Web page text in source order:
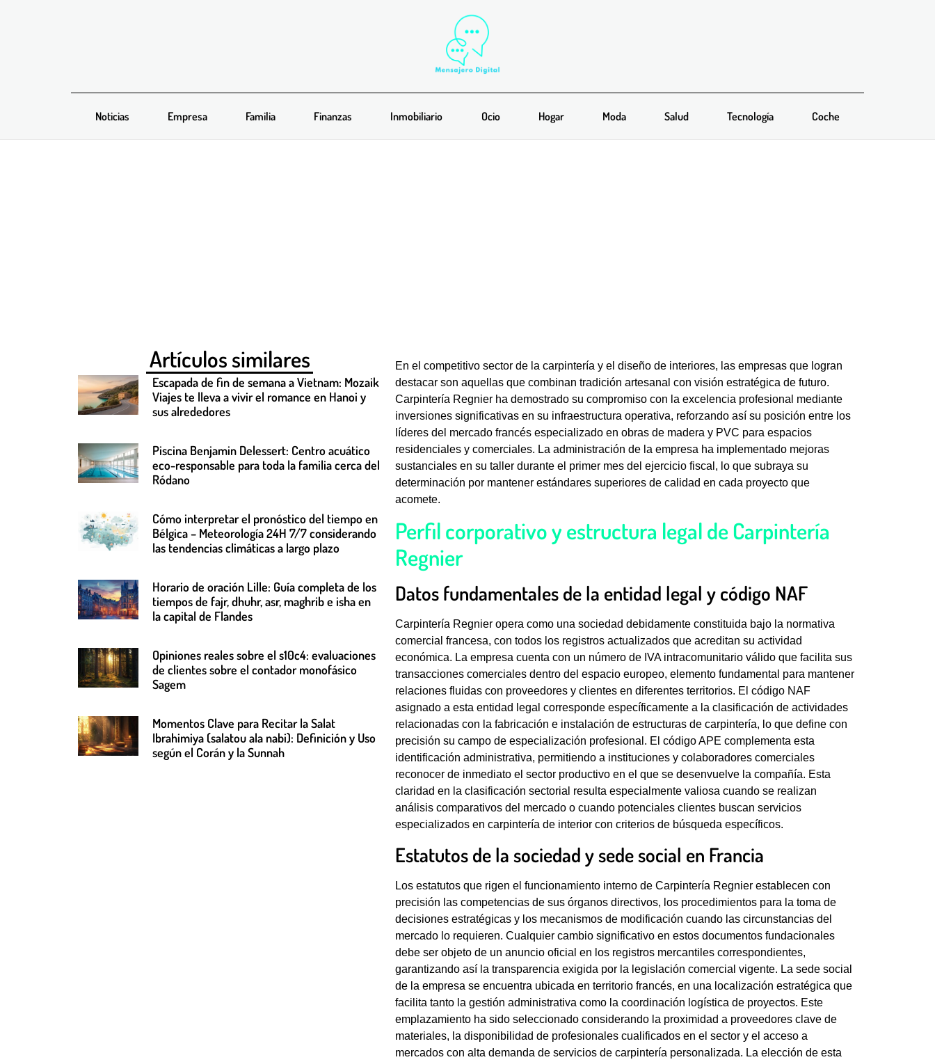
Noticias Empresa Familia Finanzas Inmobiliario Ocio Hogar Moda Salud Tecnología Coche
Artículos similares
Escapada de fin de semana a Vietnam: Mozaik
Viajes te lleva a vivir el romance en Hanoi y
sus alrededores
Piscina Benjamin Delessert: Centro acuático
eco-responsable para toda la familia cerca del
Ródano
Cómo interpretar el pronóstico del tiempo en
Bélgica – Meteorología 24H 7/7 considerando
las tendencias climáticas a largo plazo
Horario de oración Lille: Guía completa de los
tiempos de fajr, dhuhr, asr, maghrib e isha en
la capital de Flandes
Opiniones reales sobre el s10c4: evaluaciones
de clientes sobre el contador monofásico
Sagem
Momentos Clave para Recitar la Salat
Ibrahimiya (salatou ala nabi): Definición y Uso
según el Corán y la Sunnah
En el competitivo sector de la carpintería y el diseño de interiores, las empresas que logran
destacar son aquellas que combinan tradición artesanal con visión estratégica de futuro.
Carpintería Regnier ha demostrado su compromiso con la excelencia profesional mediante
inversiones significativas en su infraestructura operativa, reforzando así su posición entre los
líderes del mercado francés especializado en obras de madera y PVC para espacios
residenciales y comerciales. La administración de la empresa ha implementado mejoras
sustanciales en su taller durante el primer mes del ejercicio fiscal, lo que subraya su
determinación por mantener estándares superiores de calidad en cada proyecto que
acomete.
Perfil corporativo y estructura legal de Carpintería
Regnier
Datos fundamentales de la entidad legal y código NAF
Carpintería Regnier opera como una sociedad debidamente constituida bajo la normativa
comercial francesa, con todos los registros actualizados que acreditan su actividad
económica. La empresa cuenta con un número de IVA intracomunitario válido que facilita sus
transacciones comerciales dentro del espacio europeo, elemento fundamental para mantener
relaciones fluidas con proveedores y clientes en diferentes territorios. El código NAF
asignado a esta entidad legal corresponde específicamente a la clasificación de actividades
relacionadas con la fabricación e instalación de estructuras de carpintería, lo que define con
precisión su campo de especialización profesional. El código APE complementa esta
identificación administrativa, permitiendo a instituciones y colaboradores comerciales
reconocer de inmediato el sector productivo en el que se desenvuelve la compañía. Esta
claridad en la clasificación sectorial resulta especialmente valiosa cuando se realizan
análisis comparativos del mercado o cuando potenciales clientes buscan servicios
especializados en carpintería de interior con criterios de búsqueda específicos.
Estatutos de la sociedad y sede social en Francia
Los estatutos que rigen el funcionamiento interno de Carpintería Regnier establecen con
precisión las competencias de sus órganos directivos, los procedimientos para la toma de
decisiones estratégicas y los mecanismos de modificación cuando las circunstancias del
mercado lo requieren. Cualquier cambio significativo en estos documentos fundacionales
debe ser objeto de un anuncio oficial en los registros mercantiles correspondientes,
garantizando así la transparencia exigida por la legislación comercial vigente. La sede social
de la empresa se encuentra ubicada en territorio francés, en una localización estratégica que
facilita tanto la gestión administrativa como la coordinación logística de proyectos. Este
emplazamiento ha sido seleccionado considerando la proximidad a proveedores clave de
materiales, la disponibilidad de profesionales cualificados en el sector y el acceso a
mercados con alta demanda de servicios de carpintería personalizada. La elección de esta